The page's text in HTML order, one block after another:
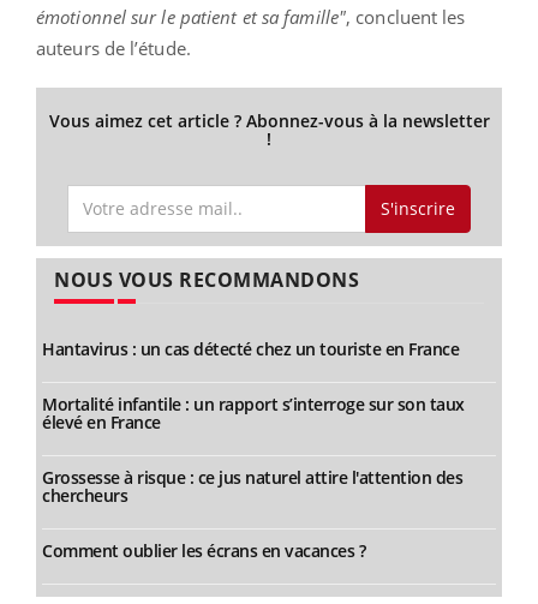
émotionnel sur le patient et sa famille", concluent les
auteurs de l’étude.
Vous aimez cet article ? Abonnez-vous à la newsletter
!
S'inscrire
NOUS VOUS RECOMMANDONS
Hantavirus : un cas détecté chez un touriste en France
Mortalité infantile : un rapport s’interroge sur son taux
élevé en France
Grossesse à risque : ce jus naturel attire l'attention des
chercheurs
Comment oublier les écrans en vacances ?